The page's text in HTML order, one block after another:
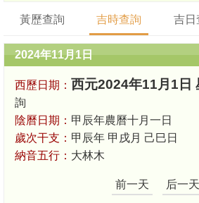
黃歷查詢 吉時查詢 吉日
2024年11月1日
西歷日期： 西元2024年11月1日
詢
陰曆日期： 甲辰年農曆十月一日
歲次干支： 甲辰年 甲戌月 己巳日
納音五行： 大林木
前一天 后一天